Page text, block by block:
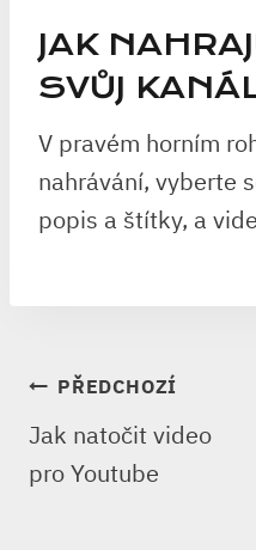
JAK
SVŮJ
V pravém horním
nahrávání, vyberte
popis a štítky, a
NAVIGACE
PRO
PŘÍSPĚVEK
PŘEDCHOZÍ
Jak natočit video
pro Youtube